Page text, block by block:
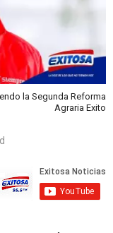
la Segunda Reforma
Agraria Exito